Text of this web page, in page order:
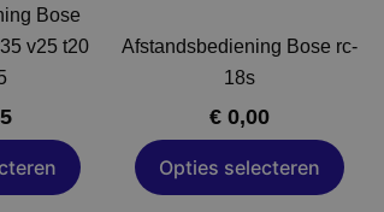
Bose
v25 t20
Afstandsbediening Bose rc-
18s
€0,00
Opties selecteren
productpagina